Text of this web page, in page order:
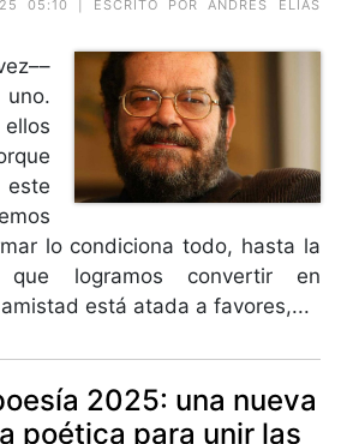
05:10 | ESCRITO POR ANDRÉS ELÍAS
lo condiciona todo, hasta la
que logramos convertir en
está atada a favores,...
2025: una nueva
poética para unir las